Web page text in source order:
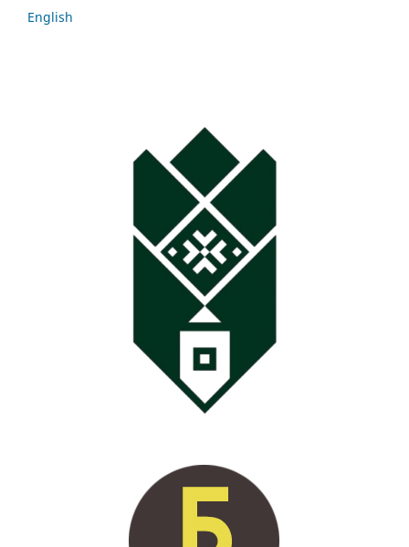
English